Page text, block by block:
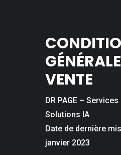
VENTE
DR PAGE –
Solutions IA
Date de dernière
janvier 2023